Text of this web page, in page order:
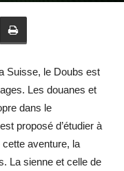
Suisse, le Doubs est
Les douanes et
dans le
proposé d’étudier à
cette aventure, la
La sienne et celle de